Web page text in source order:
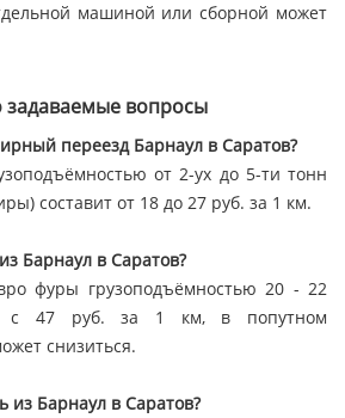
машиной или сборной может
задаваемые вопросы
переезд Барнаул в Саратов?
от 2-ух до 5-ти тонн
составит от 18 до 27 руб. за 1 км.
Барнаул в Саратов?
фуры грузоподъёмностью 20 - 22
с 47 руб. за 1 км, в попутном
снизиться.
из Барнаул в Саратов?